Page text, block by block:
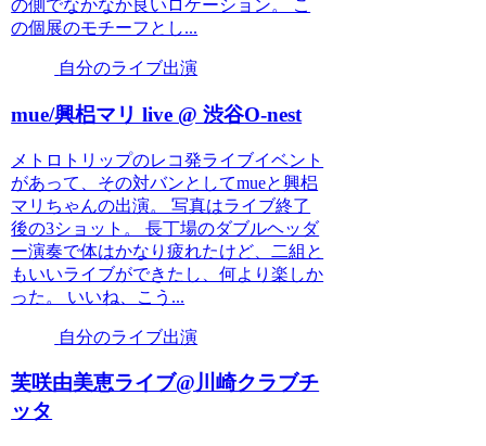
の側でなかなか良いロケーション。 こ
の個展のモチーフとし...
自分のライブ出演
mue/興梠マリ live @ 渋谷O-nest
メトロトリップのレコ発ライブイベント
があって、その対バンとしてmueと興梠
マリちゃんの出演。 写真はライブ終了
後の3ショット。 長丁場のダブルヘッダ
ー演奏で体はかなり疲れたけど、二組と
もいいライブができたし、何より楽しか
った。 いいね、こう...
自分のライブ出演
芙咲由美恵ライブ@川崎クラブチ
ッタ